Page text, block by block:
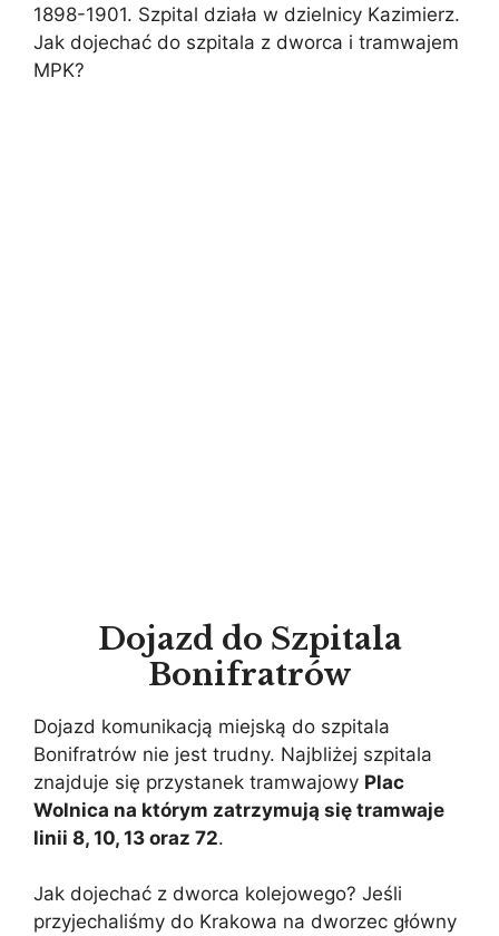
1898-1901. Szpital działa w dzielnicy Kazimierz.
Jak dojechać do szpitala z dworca i tramwajem
MPK?
Dojazd do Szpitala
Bonifratrów
Dojazd komunikacją miejską do szpitala
Bonifratrów nie jest trudny. Najbliżej szpitala
znajduje się przystanek tramwajowy Plac
Wolnica na którym zatrzymują się tramwaje
linii 8, 10, 13 oraz 72.
Jak dojechać z dworca kolejowego? Jeśli
przyjechaliśmy do Krakowa na dworzec główny